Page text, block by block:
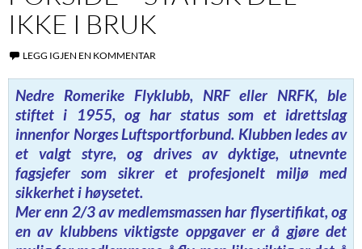
IKKE I BRUK
LEGG IGJEN EN KOMMENTAR
Nedre Romerike Flyklubb, NRF eller NRFK, ble
stiftet i 1955, og har status som et idrettslag
innenfor Norges Luftsportforbund. Klubben ledes av
et valgt styre, og drives av dyktige, utnevnte
fagsjefer som sikrer et profesjonelt miljø med
sikkerhet i høysetet.
Mer enn 2/3 av medlemsmassen har flysertifikat, og
en av klubbens viktigste oppgaver er å gjøre det